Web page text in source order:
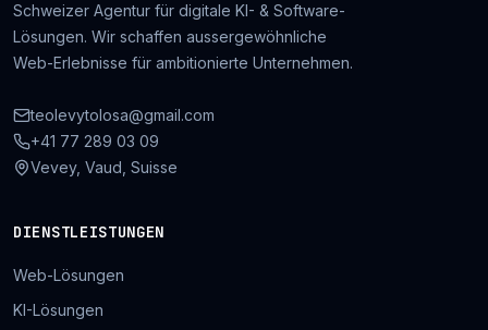
Schweizer Agentur für digitale KI- & Software-
Lösungen. Wir schaffen aussergewöhnliche
Web-Erlebnisse für ambitionierte Unternehmen.
teolevytolosa@gmail.com
+41 77 289 03 09
Vevey, Vaud, Suisse
DIENSTLEISTUNGEN
Web-Lösungen
KI-Lösungen